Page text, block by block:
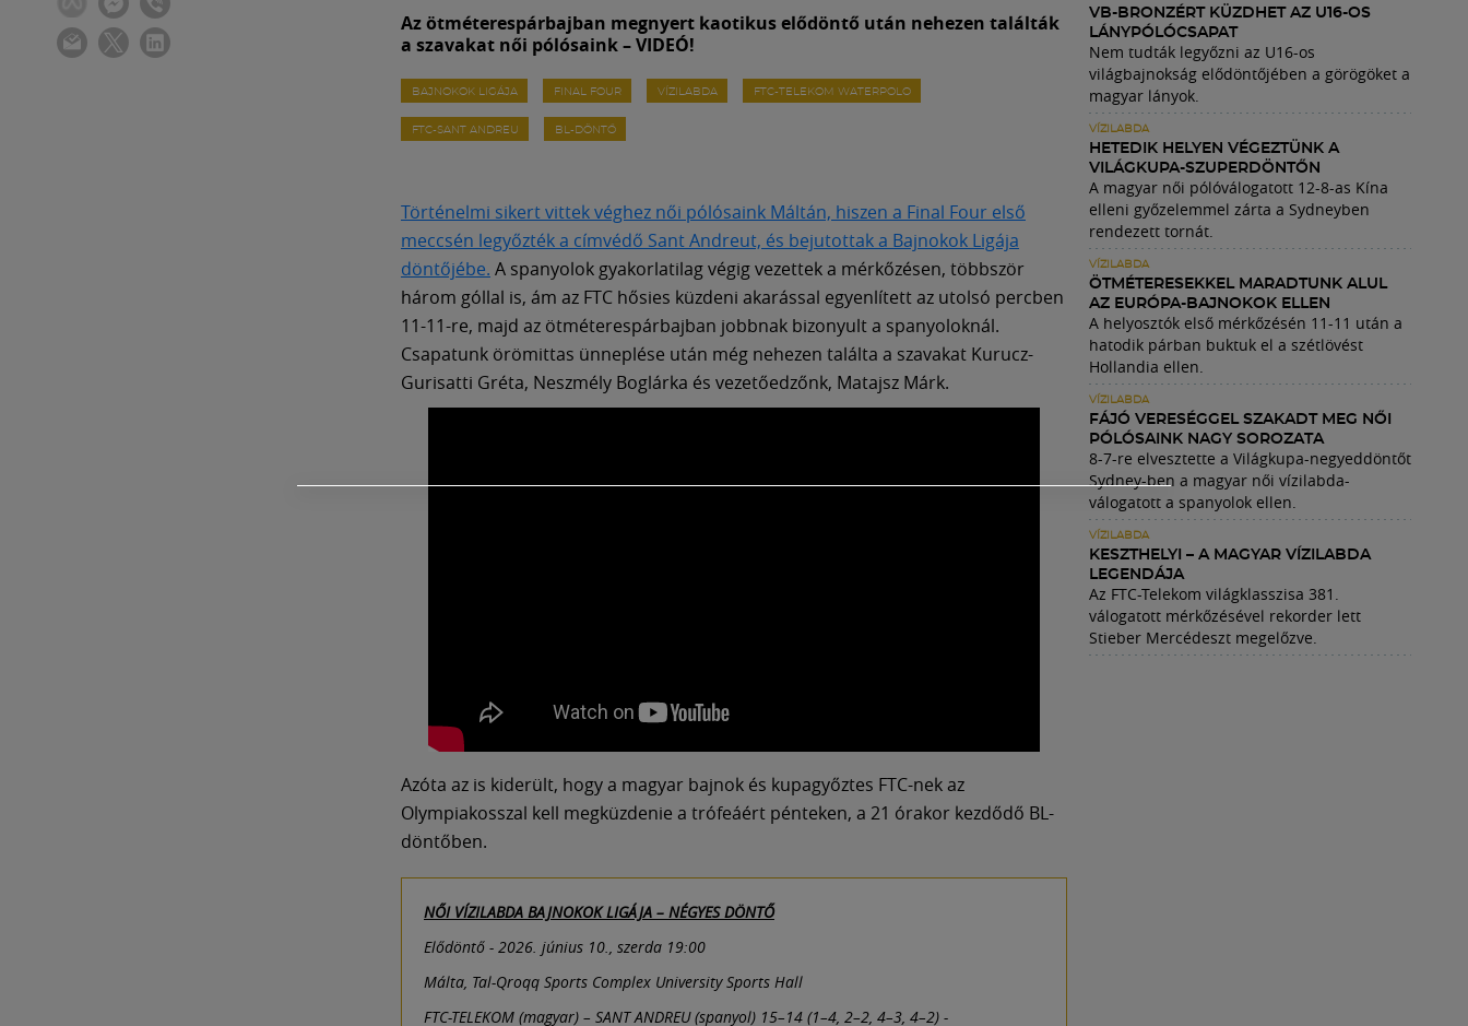
Az ötméterespárbajban megnyert kaotikus elődöntő után nehezen találták
a szavakat női pólósaink – VIDEÓ!
BAJNOKOK LIGÁJA FINAL FOUR VÍZILABDA FTC-TELEKOM WATERPOLO
FTC-SANT ANDREU BL-DÖNTŐ
Történelmi sikert vittek véghez női pólósaink Máltán, hiszen a Final Four első
meccsén legyőzték a címvédő Sant Andreut, és bejutottak a Bajnokok Ligája
döntőjébe. A spanyolok gyakorlatilag végig vezettek a mérkőzésen, többször
három góllal is, ám az FTC hősies küzdeni akarással egyenlített az utolsó percben
11-11-re, majd az ötméterespárbajban jobbnak bizonyult a spanyoloknál.
Csapatunk örömittas ünneplése után még nehezen találta a szavakat Kurucz-
Gurisatti Gréta, Neszmély Boglárka és vezetőedzőnk, Matajsz Márk.
Azóta az is kiderült, hogy a magyar bajnok és kupagyőztes FTC-nek az
Olympiakosszal kell megküzdenie a trófeáért pénteken, a 21 órakor kezdődő BL-
döntőben.
NŐI VÍZILABDA BAJNOKOK LIGÁJA – NÉGYES DÖNTŐ
Elődöntő - 2026. június 10., szerda 19:00
Málta, Tal-Qroqq Sports Complex University Sports Hall
FTC-TELEKOM (magyar) – SANT ANDREU (spanyol) 15–14 (1–4, 2–2, 4–3, 4–2) -
VB-BRONZÉRT KÜZDHET AZ U16-OS
LÁNYPÓLÓCSAPAT
Nem tudták legyőzni az U16-os
világbajnokság elődöntőjében a görögöket a
magyar lányok.
VÍZILABDA
HETEDIK HELYEN VÉGEZTÜNK A
VILÁGKUPA-SZUPERDÖNTŐN
A magyar női pólóválogatott 12-8-as Kína
elleni győzelemmel zárta a Sydneyben
rendezett tornát.
VÍZILABDA
ÖTMÉTERESEKKEL MARADTUNK ALUL
AZ EURÓPA-BAJNOKOK ELLEN
A helyosztók első mérkőzésén 11-11 után a
hatodik párban buktuk el a szétlövést
Hollandia ellen.
VÍZILABDA
FÁJÓ VERESÉGGEL SZAKADT MEG NŐI
PÓLÓSAINK NAGY SOROZATA
8-7-re elvesztette a Világkupa-negyeddöntőt
Sydney-ben a magyar női vízilabda-
válogatott a spanyolok ellen.
VÍZILABDA
KESZTHELYI – A MAGYAR VÍZILABDA
LEGENDÁJA
Az FTC-Telekom világklasszisa 381.
válogatott mérkőzésével rekorder lett
Stieber Mercédeszt megelőzve.